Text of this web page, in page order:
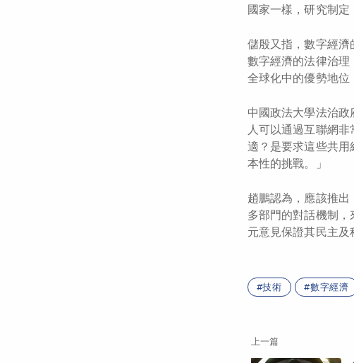
國家一樣，研究制定
儲殷又指，數字經
數字經濟的法律治
全球化中的優勢地位
中國政法大學法治
人可以通過互聯網
適？是要求這些共
本性的挑戰。」
趙鵬認為，應該推
多部門的對話機制
元意見保證其民主及
技術 數字經濟
上一篇